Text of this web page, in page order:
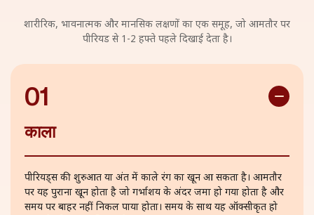
शारीरिक, भावनात्मक और मानसिक लक्षणों का एक समूह, जो आमतौर पर
पीरियड से 1-2 हफ्ते पहले दिखाई देता है।
01
काला
पीरियड्स की शुरुआत या अंत में काले रंग का खून आ सकता है। आमतौर
पर यह पुराना खून होता है जो गर्भाशय के अंदर जमा हो गया होता है और
समय पर बाहर नहीं निकल पाया होता। समय के साथ यह ऑक्सीकृत हो